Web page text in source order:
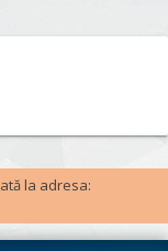
la adresa: